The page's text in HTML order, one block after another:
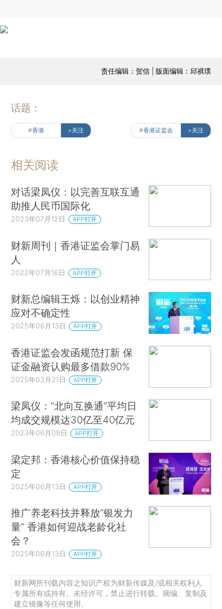
责任编辑：贺信 | 版面编辑：邱祺璞
话题：
#香港 +关注 #香港证监会 +关注
相关阅读
对话梁凤仪：以完善互联互通
助推人民币国际化
2023年07月12日 APP打开
财新周刊｜香港证监会掌门易
人
2022年07月16日 APP打开
财新总编辑王烁：以创业精神
应对不确定性
2025年06月13日 APP打开
香港证监会发函规范打新 保
证金融资认购最多借款90%
2025年03月21日 APP打开
梁凤仪：“北向互换通”平均日
均成交规模达30亿至40亿元
2023年06月09日 APP打开
梁定邦：香港核心价值保持稳
定
2025年06月13日 APP打开
推广养老科技并释放“银发力
量” 香港如何迎战老龄化社
会？
2025年06月13日 APP打开
财新网所刊载内容之知识产权为财新传媒及/或相关权利人
专属所有或持有。未经许可，禁止进行转载、摘编、复制及
建立镜像等任何使用。